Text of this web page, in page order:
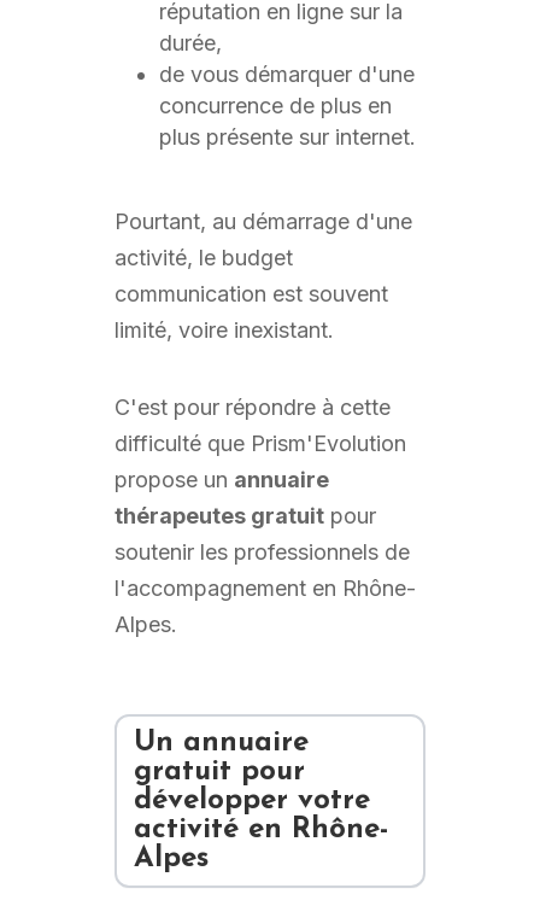
réputation en ligne sur la
durée,
de vous démarquer d'une
concurrence de plus en
plus présente sur internet.
Pourtant, au démarrage d'une
activité, le budget
communication est souvent
limité, voire inexistant.
C'est pour répondre à cette
difficulté que Prism'Evolution
propose un annuaire
thérapeutes gratuitpour
soutenir les professionnels de
l'accompagnement en Rhône-
Alpes.
Un annuaire
gratuit pour
développer votre
activité en Rhône-
Alpes